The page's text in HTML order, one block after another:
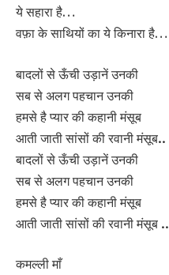
ये सहारा है…
वफ़ा के साथियों का ये किनारा है…
बादलों से ऊँची उड़ानें उनकी
सब से अलग पहचान उनकी
हमसे है प्यार की कहानी मंसूब
आती जाती सांसों की रवानी मंसूब..
बादलों से ऊँची उड़ानें उनकी
सब से अलग पहचान उनकी
हमसे है प्यार की कहानी मंसूब
आती जाती सांसों की रवानी मंसूब ..
कमल्ली माँ